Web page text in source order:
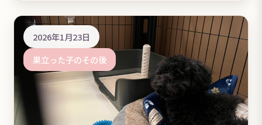
2026年1月23日
巣立った子のその後